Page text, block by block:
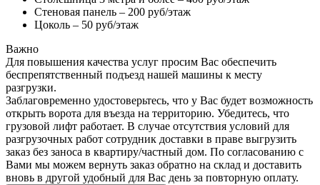
Стеновая панель – 200 руб/этаж
Цоколь – 50 руб/этаж
Важно
Для повышения качества услуг просим Вас обеспечить
беспрепятственный подъезд нашей машины к месту
разгрузки.
Заблаговременно удостоверьтесь, что у Вас будет возможность
открыть ворота для въезда на территорию. Убедитесь, что
грузовой лифт работает. В случае отсутствия условий для
разгрузочных работ сотрудник доставки в праве выгрузить
заказ без заноса в квартиру/частный дом. По согласованию с
Вами мы можем вернуть заказ обратно на склад и доставить
вновь в другой удобный для Вас день за повторную оплату.